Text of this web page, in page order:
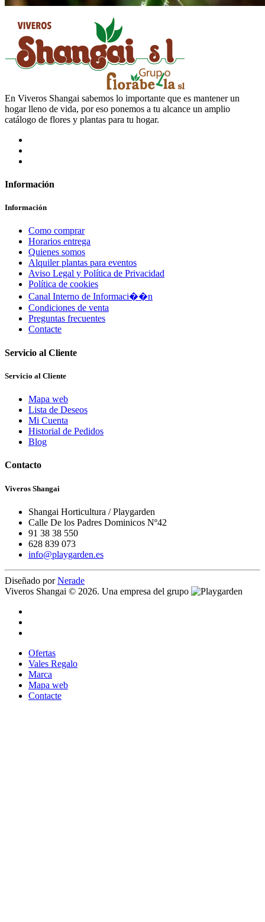
En Viveros Shangai sabemos lo importante que es mantener un
hogar lleno de vida, por eso ponemos a tu alcance un amplio
catálogo de flores y plantas para tu hogar.
Información
Información
Como comprar
Horarios entrega
Quienes somos
Alquiler plantas para eventos
Aviso Legal y Política de Privacidad
Política de cookies
Canal Interno de Informaci��n
Condiciones de venta
Preguntas frecuentes
Contacte
Servicio al Cliente
Servicio al Cliente
Mapa web
Lista de Deseos
Mi Cuenta
Historial de Pedidos
Blog
Contacto
Viveros Shangai
Shangai Horticultura / Playgarden
Calle De los Padres Dominicos Nº42
91 38 38 550
628 839 073
info@playgarden.es
Diseñado porNerade
Viveros Shangai © 2026. Una empresa del grupo
Ofertas
Vales Regalo
Marca
Mapa web
Contacte